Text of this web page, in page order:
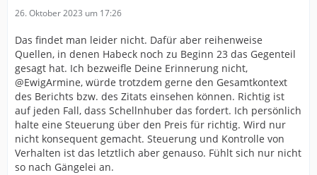
26. Oktober 2023 um 17:26
Das findet man leider nicht. Dafür aber reihenweise
Quellen, in denen Habeck noch zu Beginn 23 das Gegenteil
gesagt hat. Ich bezweifle Deine Erinnerung nicht,
@EwigArmine, würde trotzdem gerne den Gesamtkontext
des Berichts bzw. des Zitats einsehen können. Richtig ist
auf jeden Fall, dass Schellnhuber das fordert. Ich persönlich
halte eine Steuerung über den Preis für richtig. Wird nur
nicht konsequent gemacht. Steuerung und Kontrolle von
Verhalten ist das letztlich aber genauso. Fühlt sich nur nicht
so nach Gängelei an.